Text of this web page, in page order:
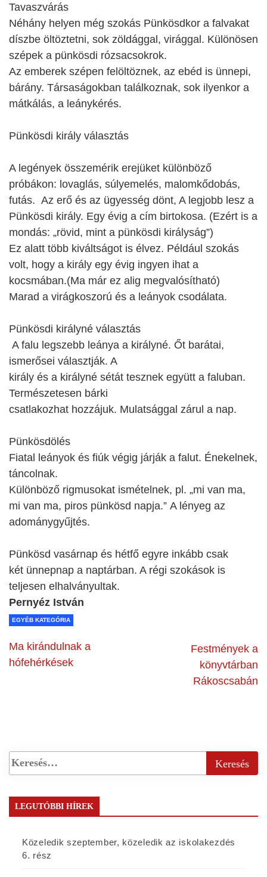
Tavaszvárás
Néhány helyen még szokás Pünkösdkor a falvakat
díszbe öltöztetni, sok zöldággal, virággal. Különösen
szépek a pünkösdi rózsacsokrok.
Az emberek szépen felöltöznek, az ebéd is ünnepi,
bárány. Társaságokban találkoznak, sok ilyenkor a
mátkálás, a leánykérés.
Pünkösdi király választás
A legények összemérik erejüket különböző
próbákon: lovaglás, súlyemelés, malomkődobás,
futás. Az erő és az ügyesség dönt, A legjobb lesz a
Pünkösdi király. Egy évig a cím birtokosa. (Ezért is a
mondás: „rövid, mint a pünkösdi királyság”)
Ez alatt több kiváltságot is élvez. Például szokás
volt, hogy a király egy évig ingyen ihat a
kocsmában.(Ma már ez alig megvalósítható)
Marad a virágkoszorú és a leányok csodálata.
Pünkösdi királyné választás
A falu legszebb leánya a királyné. Őt barátai,
ismerősei választják. A
király és a királyné sétát tesznek együtt a faluban.
Természetesen bárki
csatlakozhat hozzájuk. Mulatsággal zárul a nap.
Pünkösdölés
Fiatal leányok és fiúk végig járják a falut. Énekelnek,
táncolnak.
Különböző rigmusokat ismételnek, pl. „mi van ma,
mi van ma, piros pünkösd napja.” A lényeg az
adománygyűjtés.
Pünkösd vasárnap és hétfő egyre inkább csak
két ünnepnap a naptárban. A régi szokások is
teljesen elhalványultak.
Pernyéz István
EGYÉB KATEGÓRIA
Ma kirándulnak a
hófehérkések
Festmények a
könyvtárban
Rákoscsabán
LEGUTÓBBI HÍREK
Közeledik szeptember, közeledik az iskolakezdés
6. rész